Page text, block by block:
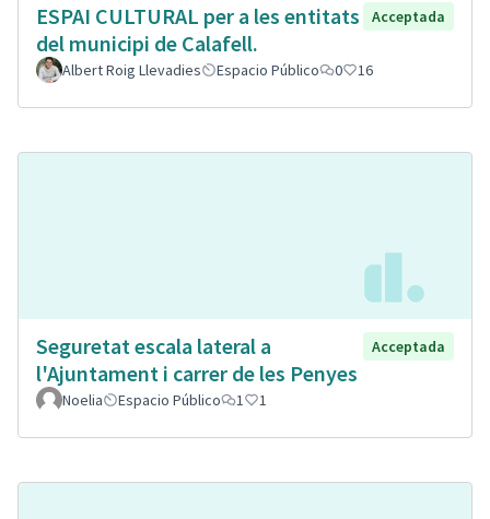
ESPAI CULTURAL per a les entitats
del municipi de Calafell.
Acceptada
Albert Roig Llevadies Espacio Público 0 16
Seguretat escala lateral a
l'Ajuntament i carrer de les Penyes
Acceptada
Noelia Espacio Público 1 1